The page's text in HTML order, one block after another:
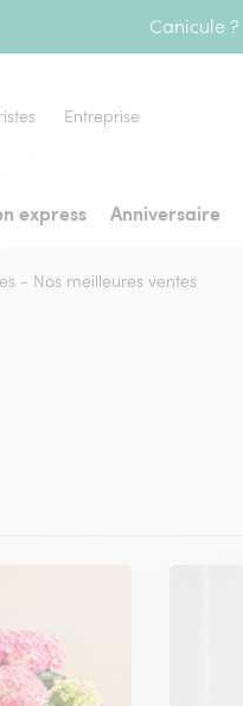
Canicule
express Anniversaire
Entreprise
fleurs
- Nos meilleures ventes